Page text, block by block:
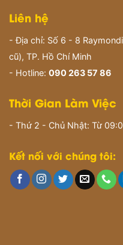
Liên hệ
- Địa chỉ: Số 6 - 8
cũ), TP. Hồ Chí Minh
- Hotline: 090 263 57 86
Thời Gian Làm Việc
- Thứ 2 - Chủ Nhật: Từ
Kết nối với chúng tôi: